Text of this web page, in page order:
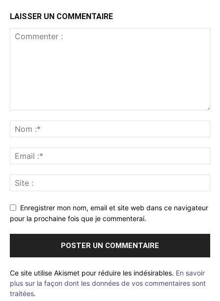
LAISSER UN COMMENTAIRE
Enregistrer mon nom, email et site web dans ce navigateur
pour la prochaine fois que je commenterai.
Ce site utilise Akismet pour réduire les indésirables. En savoir
plus sur la façon dont les données de vos commentaires sont
traitées.